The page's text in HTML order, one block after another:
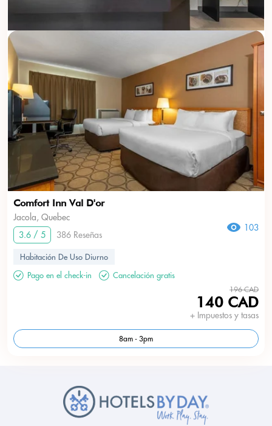
Comfort Inn Val D'or
Jacola, Quebec
3.6 / 5
386 Reseñas
103
Habitación De Uso Diurno
Pago en el check-in
Cancelación gratis
196 CAD
140 CAD
+ Impuestos y tasas
8am - 3pm